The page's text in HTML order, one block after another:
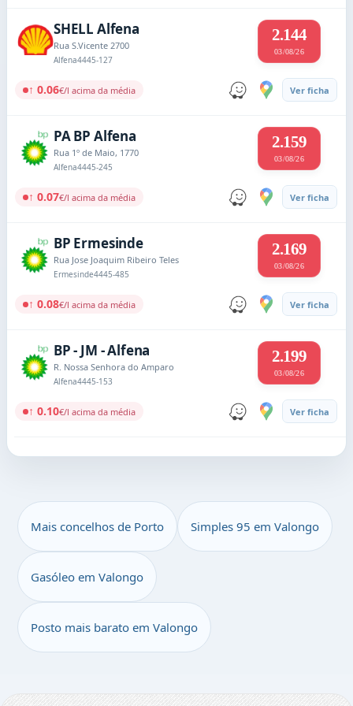
SHELL Alfena
Rua S.Vicente 2700
Alfena4445-127
2.144
03/08/26
↑ 0.06€/l acima da média Ver ficha
PA BP Alfena
Rua 1º de Maio, 1770
Alfena4445-245
2.159
03/08/26
↑ 0.07€/l acima da média Ver ficha
BP Ermesinde
Rua Jose Joaquim Ribeiro Teles
Ermesinde4445-485
2.169
03/08/26
↑ 0.08€/l acima da média Ver ficha
BP - JM - Alfena
R. Nossa Senhora do Amparo
Alfena4445-153
2.199
03/08/26
↑ 0.10€/l acima da média Ver ficha
Mais concelhos de Porto Simples 95 em Valongo
Gasóleo em Valongo
Posto mais barato em Valongo